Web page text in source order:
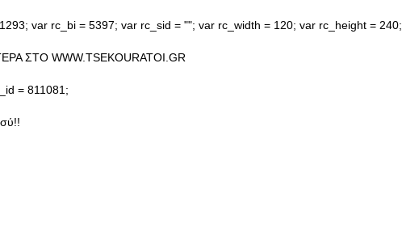
var rc_bi = 5397; var rc_sid = ""; var rc_width = 120; var rc_height = 240;
ΣΤΟ WWW.TSEKOURATOI.GR
= 811081;